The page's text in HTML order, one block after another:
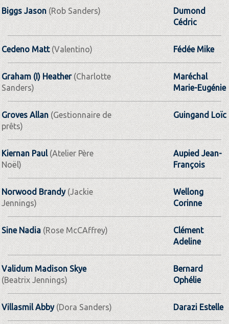
Biggs Jason(Rob Sanders)
Dumond
Cédric
Cedeno Matt(Valentino) Fédée Mike
Graham (I) Heather(Charlotte
Sanders)
Maréchal
Marie-Eugénie
Groves Allan(Gestionnaire de
prêts)
Guingand Loïc
Kiernan Paul(Atelier Père
Noël)
Aupied Jean-
François
Norwood Brandy(Jackie
Jennings)
Wellong
Corinne
Sine Nadia (Rose McCAffrey)
Clément
Adeline
Validum Madison Skye
(Beatrix Jennings)
Bernard
Ophélie
Villasmil Abby(Dora Sanders) Darazi Estelle